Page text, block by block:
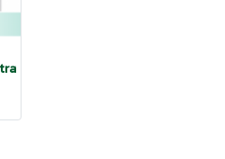
Lamps | ATLANTIC UV